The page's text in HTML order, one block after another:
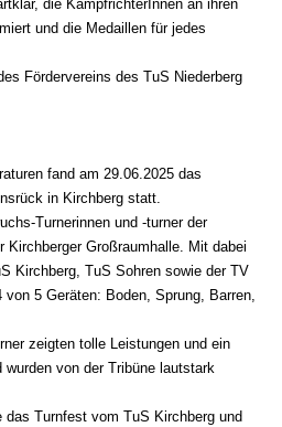
die KampfrichterInnen an ihren
und die Medaillen für jedes
Fördervereins des TuS Niederberg
fand am 29.06.2025 das
in Kirchberg statt.
Turnerinnen und -turner der
Kirchberger Großraumhalle. Mit dabei
Kirchberg, TuS Sohren sowie der TV
5 Geräten: Boden, Sprung, Barren,
zeigten tolle Leistungen und ein
von der Tribüne lautstark
das Turnfest vom TuS Kirchberg und